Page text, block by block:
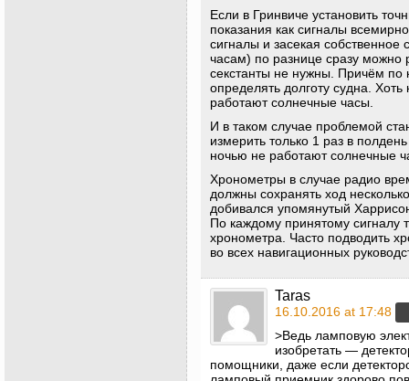
Если в Гринвиче установить
показания как сигналы
сигналы и засекая
часам) по разнице сразу можно
секстанты не нужны. Причём по
определять долготу судна.
работают солнечные часы.
И в таком случае проблемой
измерить только 1 раз в
ночью не работают солнечные
Хронометры в случае радио
должны сохранять ход
добивался упомянутый
По каждому принятому сигналу
хронометра. Часто подводить
во всех навигационных
Taras
16.10.2016 at 17:48
>Ведь ламповую
изобретать —
помощники, даже если